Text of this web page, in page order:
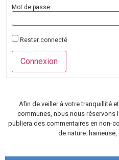
Mot de passe:
Rester connecté
Connexion
Afin de veiller à votre tranquillité
communes, nous nous
publiera des commentaires en non-
de nature: